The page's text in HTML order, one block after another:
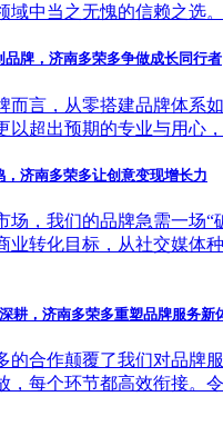
域中当之无愧的信赖之选。
品牌，济南多荣多争做成长同行者
而言，从零搭建品牌体系
以超出预期的专业与用心
，济南多荣多让创意变现增长力
场，我们的品牌急需一场
业转化目标，从社交媒体
耕，济南多荣多重塑品牌服务新
的合作颠覆了我们对品牌
，每个环节都高效衔接。